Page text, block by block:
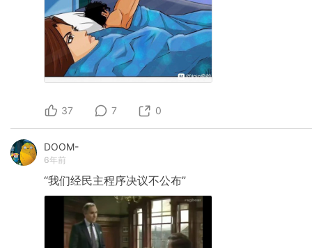
37 7 0
DOOM-
6年前
“我们经民主程序决议不公布”